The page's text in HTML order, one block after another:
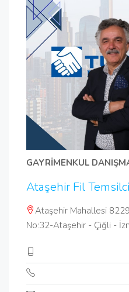
GAYRİMENKUL
Ataşehir Fil
Ataşehir Mahallesi
No:32-Ataşehir - Çiğli -